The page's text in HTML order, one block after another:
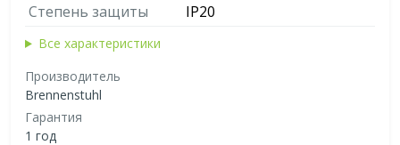
Степень защиты
IP20
Все характеристики
Производитель
Brennenstuhl
Гарантия
1 год